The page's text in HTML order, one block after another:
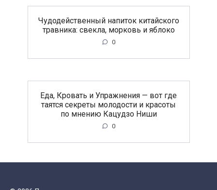
Чудодейственный напиток китайского
травника: свекла, морковь и яблоко
0
Еда, Кровать и Упражнения — вот где
таятся секреты молодости и красоты
по мнению Кацудзо Ниши
0